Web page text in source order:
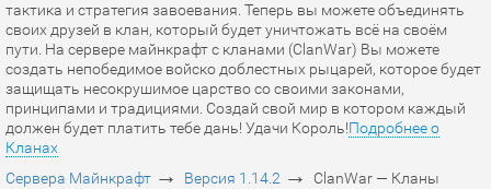
тактика и стратегия завоевания. Теперь вы можете объединять
своих друзей в клан, который будет уничтожать всё на своём
пути. На сервере майнкрафт с кланами (ClanWar) Вы можете
создать непобедимое войско доблестных рыцарей, которое будет
защищать несокрушимое царство со своими законами,
принципами и традициями. Создай свой мир в котором каждый
должен будет платить тебе дань! Удачи Король!Подробнее о
Кланах
Сервера Майнкрафт → Версия 1.14.2 → ClanWar — Кланы